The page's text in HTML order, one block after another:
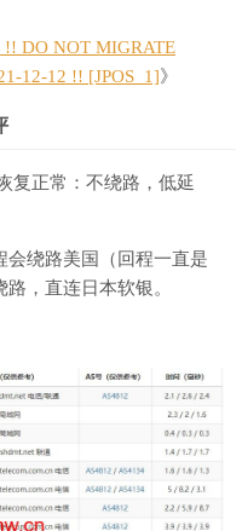
!! DO NOT MIGRATE
12-12 !! [JPOS_1]》
复正常：不绕路，低延
会绕路美国（回程一直是
，直连日本软银。